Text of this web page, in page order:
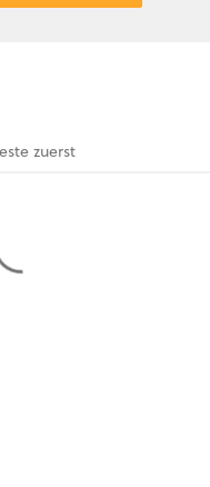
zuerst